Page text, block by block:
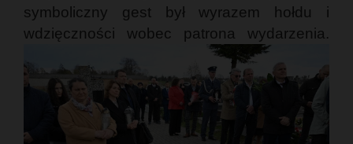
symboliczny gest był wyrazem hołdu i
wdzięczności wobec patrona wydarzenia.